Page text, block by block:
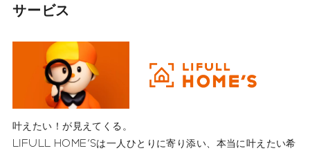
サービス
叶えたい！が見えてくる。
LIFULL HOME'Sは一人ひとりに寄り添い、本当に叶えたい希